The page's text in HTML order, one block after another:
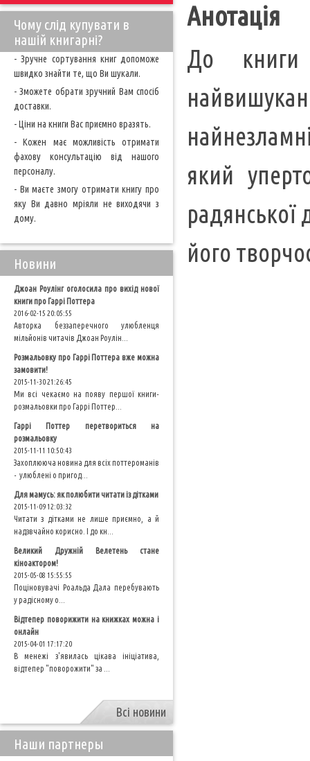
Анотація
До
який
радянської
його
Чому слід купувати в
нашій книгарні?
- Зручне сортування книг допоможе
швидко знайти те, що Ви шукали.
- Зможете обрати зручний Вам спосіб
доставки.
- Ціни на книги Вас приємно вразять.
- Кожен має можливість отримати
фахову консультацію від нашого
персоналу.
- Ви маєте змогу отримати книгу про
яку Ви давно мріяли не виходячи з
дому.
Новини
Джоан Роулінг оголосила про вихід нової
книги про Гаррі Поттера
2016-02-15 20:05:55
Авторка беззаперечного улюбленця
мільйонів читачів Джоан Роулін...
Розмальовку про Гаррі Поттера вже можна
замовити!
2015-11-30 21:26:45
Ми всі чекаємо на появу першої книги-
розмальовки про Гаррі Поттер...
Гаррі Поттер перетвориться на
розмальовку
2015-11-11 10:50:43
Захоплююча новина для всіх поттероманів
- улюблені о пригод...
Для мамусь: як полюбити читати із дітками
2015-11-09 12:03:32
Читати з дітками не лише приємно, а й
надзвчайно корисно. І до кн...
Великий Дружній Велетень стане
кіноактором!
2015-05-08 15:55:55
Поціновувачі Роальда Дала перебувають
у радісному о...
Відтепер поворижити на книжках можна і
онлайн
2015-04-01 17:17:20
В менежі з'явилась цікава ініціатива,
відтепер "поворожити" за ...
Всі новини
Наши партнеры